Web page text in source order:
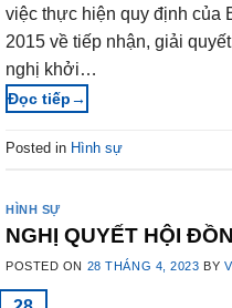
việc thực hiện quy định của
2015 về tiếp nhận, giải
nghị khởi…
→
Posted in Hình sự
HÌNH SỰ
NGHỊ QUYẾT HỘI
POSTED ON 28 THÁNG 4, 2023 BY